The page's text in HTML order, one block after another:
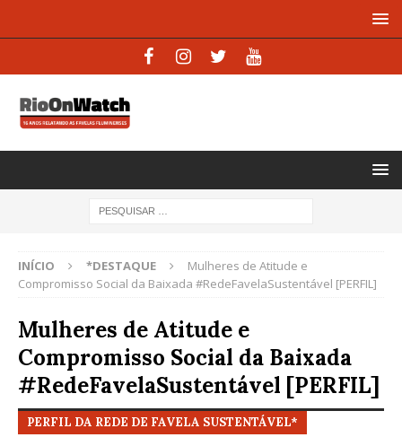
INÍCIO *DESTAQUE
Mulheres de Atitude e
Compromisso Social da Baixada #RedeFavelaSustentável [PERFIL]
Mulheres de Atitude e
Compromisso Social da Baixada
#RedeFavelaSustentável [PERFIL]
PERFIL DA REDE DE FAVELA SUSTENTÁVEL*